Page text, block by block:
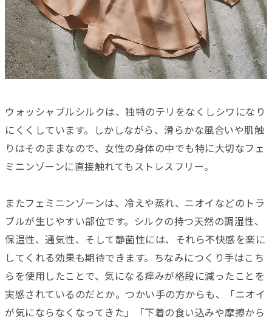
ウォッシャブルシルクは、独特のテリをなくしシワになり
にくくしています。しかしながら、滑らかな風合いや肌触
りはそのままなので、女性の身体の中でも特に大切なフェ
ミニンゾーンに直接触れてもストレスフリー。
またフェミニンゾーンは、冷えや蒸れ、ニオイなどのトラ
ブルが生じやすい部位です。シルクの持つ天然の調湿性、
保温性、通気性、そして静菌性には、それら不快感を楽に
してくれる効果も期待できます。ちなみにつくり手はこち
らを使用したことで、気になる痒みが格段に減ったことを
実感されているのだとか。つかい手の方からも、「ニオイ
が気にならなくなってきた」「下着の食い込みや摩擦から